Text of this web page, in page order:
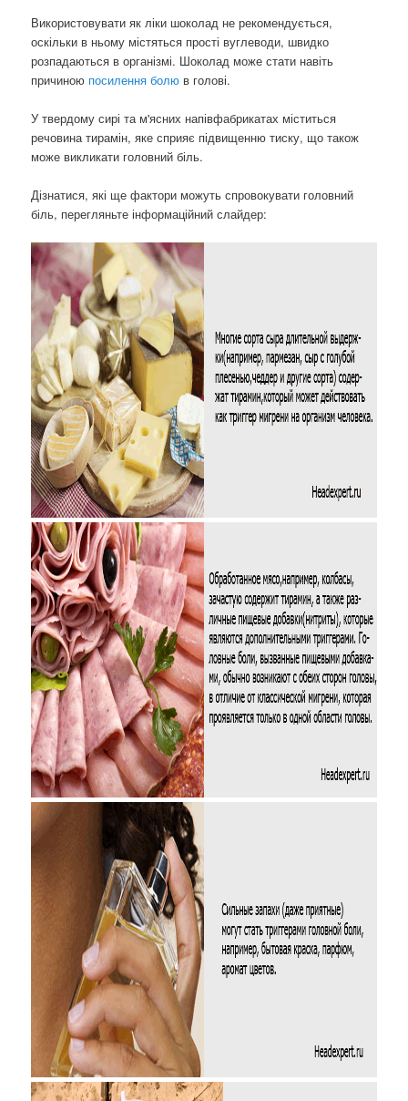
Використовувати як ліки шоколад не рекомендується,
оскільки в ньому містяться прості вуглеводи, швидко
розпадаються в організмі. Шоколад може стати навіть
причиною посилення болю в голові.
У твердому сирі та м'ясних напівфабрикатах міститься
речовина тирамін, яке сприяє підвищенню тиску, що також
може викликати головний біль.
Дізнатися, які ще фактори можуть спровокувати головний
біль, перегляньте інформаційний слайдер: